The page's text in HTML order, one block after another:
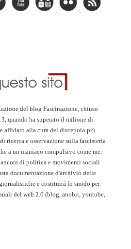
del blog Fascinazione, chiuso
quando ha superato il milione di
affidato alla cura del discepolo più
ricerca e osservazione sulla fascisteria
a un maniaco compulsivo come me.
di politica e movimenti sociali
documentazione d'archivio delle
e costituirà lo snodo per
del web 2.0 (blog, anobii, youtube,